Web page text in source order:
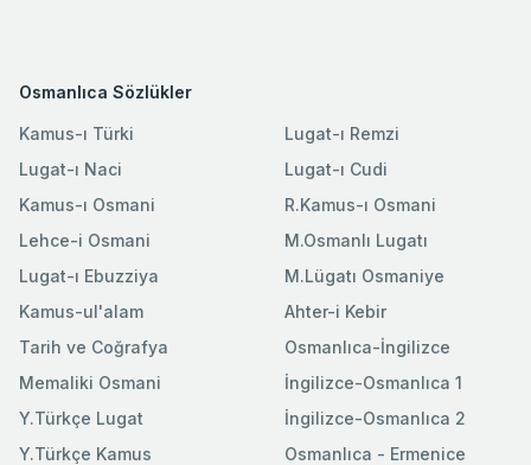
Osmanlıca Sözlükler
Kamus-ı Türki
Lugat-ı Naci
Kamus-ı Osmani
Lehce-i Osmani
Lugat-ı Ebuzziya
Lugat-ı Remzi
Lugat-ı Cudi
R.Kamus-ı Osmani
M.Osmanlı Lugatı
M.Lügatı Osmaniye
Kamus-ul'alam
Tarih ve Coğrafya
Memaliki Osmani
Y.Türkçe Lugat
Y.Türkçe Kamus
Ahter-i Kebir
Osmanlıca-İngilizce
İngilizce-Osmanlıca 1
İngilizce-Osmanlıca 2
Osmanlıca - Ermenice